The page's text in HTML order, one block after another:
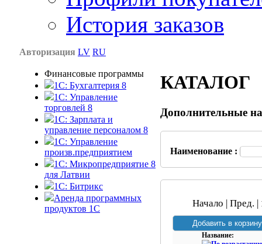
История заказов
Авторизация LV RU
Финансовые программы
1С: Бухгалтерия 8
1C: Управление
торговлей 8
1C: Зарплата и
управление персоналом 8
1C: Управление
произв.предприятием
1С: Микропредприятие 8
для Латвии
1C: Битрикс
Аренда программных
продуктов 1С
КАТАЛОГ
Дополнительные
Наименование :
Начало | Пред. |
Название: